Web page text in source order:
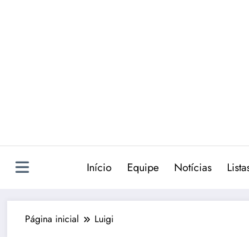
Início Equipe Notícias
Página inicial Luigi